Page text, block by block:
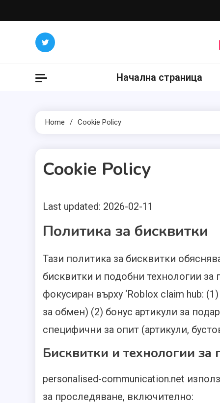
to
Начална страница
Home Cookie Policy
Cookie Policy
1 MIN READ
Last updated: 2026-02-11
Политика за бисквитки
Тази политика за бисквитки
бисквитки и подобни технологии за
фокусиран върху ‘Roblox claim hub:
за обмен) (2) бонус артикули за
специфични за опит (артикули,
Бисквитки и технологии за
personalised-communication.net
за проследяване, включително: